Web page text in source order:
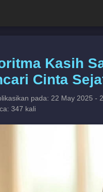
Kasih
Cinta
pada: 22 May 2025 -
347 kali